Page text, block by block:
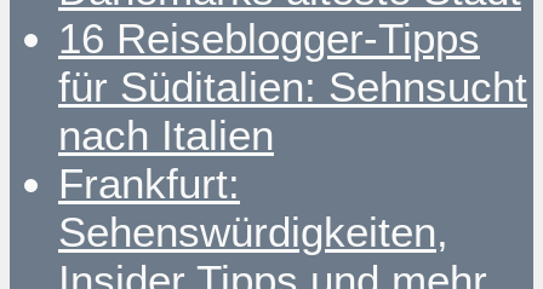
16 Reiseblogger-Tipps
für Süditalien: Sehnsucht
nach Italien
Frankfurt:
Sehenswürdigkeiten,